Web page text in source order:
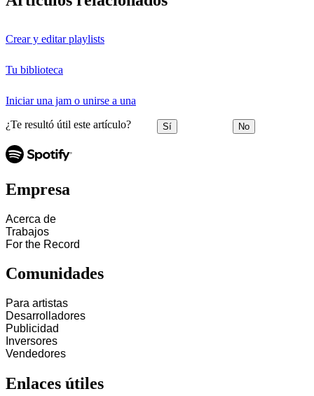
Crear y editar playlists
Tu biblioteca
Iniciar una jam o unirse a una
¿Te resultó útil este artículo? Sí No
Empresa
Acerca de
Trabajos
For the Record
Comunidades
Para artistas
Desarrolladores
Publicidad
Inversores
Vendedores
Enlaces útiles